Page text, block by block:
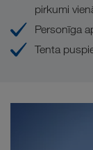
pirkumi
Personīga
Tenta